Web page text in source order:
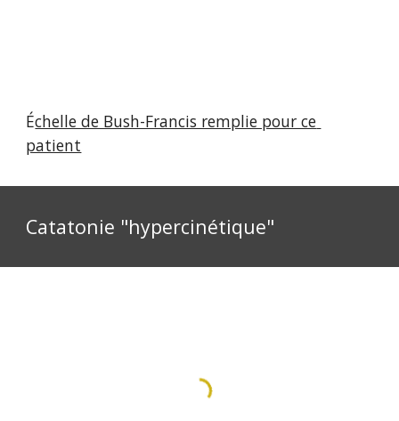
Échelle de Bush-Francis remplie pour ce
patient
Catatonie "hypercinétique"